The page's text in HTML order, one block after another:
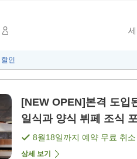
할인
[NEW OPEN]본격 도입
일식과 양식 뷔페 조식
8월18일까지 예약 무료 취
상세 보기